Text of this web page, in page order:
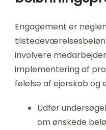
Engagement er
involvere
implementering af
følelse af ejerskab og
Udfør
om ønskede